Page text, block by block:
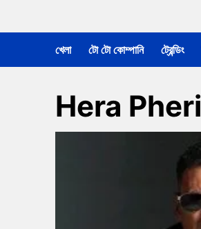
খেলা টো টো কোম্পানি ট্রেন্ডিং
Hera Pheri